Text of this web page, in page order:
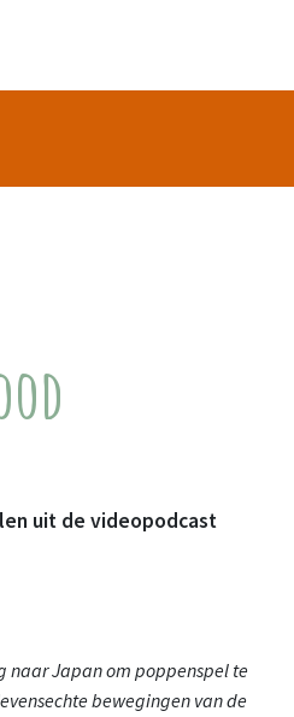
uit de videopodcast
naar Japan om poppenspel te
bewegingen van de